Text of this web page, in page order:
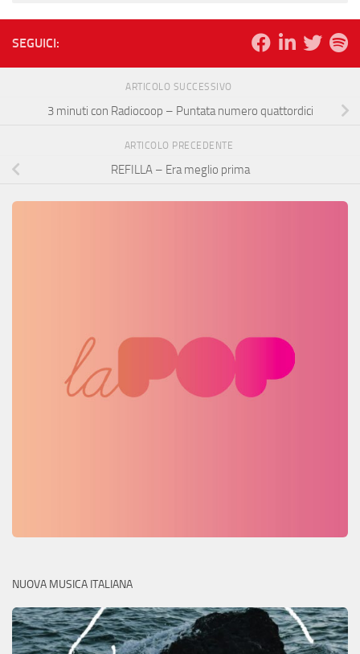
SEGUICI:
ARTICOLO SUCCESSIVO
3 minuti con Radiocoop – Puntata numero quattordici
ARTICOLO PRECEDENTE
REFILLA – Era meglio prima
NUOVA MUSICA ITALIANA